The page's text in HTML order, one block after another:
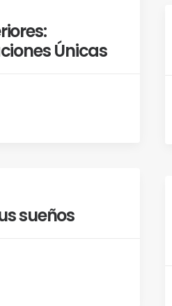
Únicas
sueños